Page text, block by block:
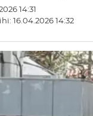
14:31
16.04.2026 14:32